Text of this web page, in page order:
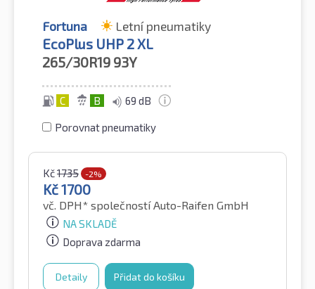
Fortuna Letní pneumatiky
EcoPlus UHP 2 XL
265/30R19 93Y
C B 69 dB
Porovnat pneumatiky
Kč1735 -2%
Kč1700
vč. DPH* společností Auto-Raifen GmbH
NA SKLADĚ
Doprava zdarma
Detaily Přidat do košíku